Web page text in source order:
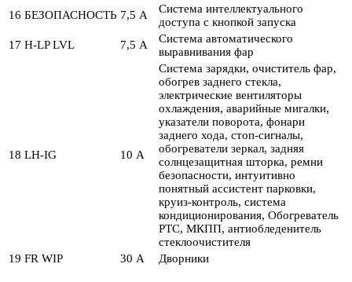
16 БЕЗОПАСНОСТЬ 7,5 А
Система интеллектуального
доступа с кнопкой запуска
17 H-LP LVL 7,5 А
Система автоматического
выравнивания фар
18 LH-IG 10 А
Система зарядки, очиститель фар,
обогрев заднего стекла,
электрические вентиляторы
охлаждения, аварийные мигалки,
указатели поворота, фонари
заднего хода, стоп-сигналы,
обогреватели зеркал, задняя
солнцезащитная шторка, ремни
безопасности, интуитивно
понятный ассистент парковки,
круиз-контроль, система
кондиционирования, Обогреватель
PTC, МКПП, антиобледенитель
стеклоочистителя
19 FR WIP 30 А Дворники